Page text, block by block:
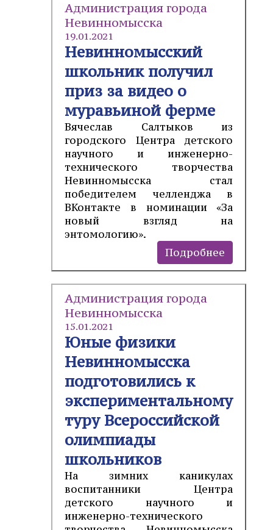
Администрация города
Невинномысска
19.01.2021
Невинномысский
школьник получил
приз за видео о
муравьиной ферме
Вячеслав Салтыков из
городского Центра детского
научного и инженерно-
технического творчества
Невинномысска стал
победителем челленджа в
ВКонтакте в номинации «За
новый взгляд на
энтомологию».
Подробнее
Администрация города
Невинномысска
15.01.2021
Юные физики
Невинномысска
подготовились к
экспериментальному
туру Всероссийской
олимпиады
школьников
На зимних каникулах
воспитанники Центра
детского научного и
инженерно-технического